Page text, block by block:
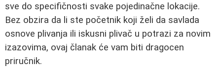
sve do specifičnosti svake pojedinačne lokacije.
Bez obzira da li ste početnik koji želi da savlada
osnove plivanja ili iskusni plivač u potrazi za novim
izazovima, ovaj članak će vam biti dragocen
priručnik.